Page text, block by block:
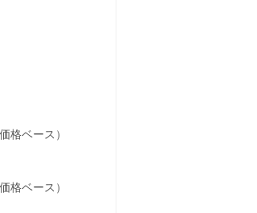
ベース）
ベース）